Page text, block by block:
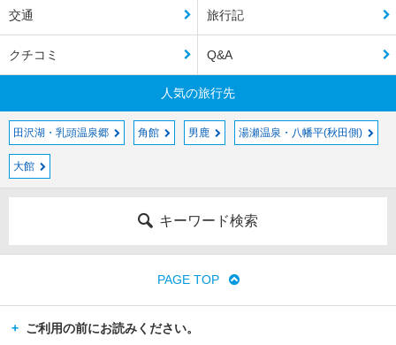
交通 旅行記
クチコミ Q&A
人気の旅行先
田沢湖・乳頭温泉郷 角館 男鹿 湯瀬温泉・八幡平(秋田側)
大館
キーワード検索
PAGE TOP
ご利用の前にお読みください。